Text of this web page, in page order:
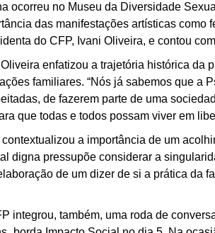
ocorreu no Museu da Diversidade
das manifestações artísticas como
do CFP, Ivani Oliveira, e contou
enfatizou a trajetória histórica da
familiares. “Nós já sabemos que a
de fazerem parte de uma
que todas e todos possam viver em
a importância de um
digna pressupõe considerar a
de um dizer de si a prática da
integrou, também, uma roda de